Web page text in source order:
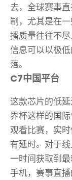
去，全球赛事
制，尤其是在
播质量往往不
信息可以以极
落。
C7中国平台
这款芯片的低
界杯这样的国
观看比赛，实
有延时。对于
一时间获取到
手机，赛事直播